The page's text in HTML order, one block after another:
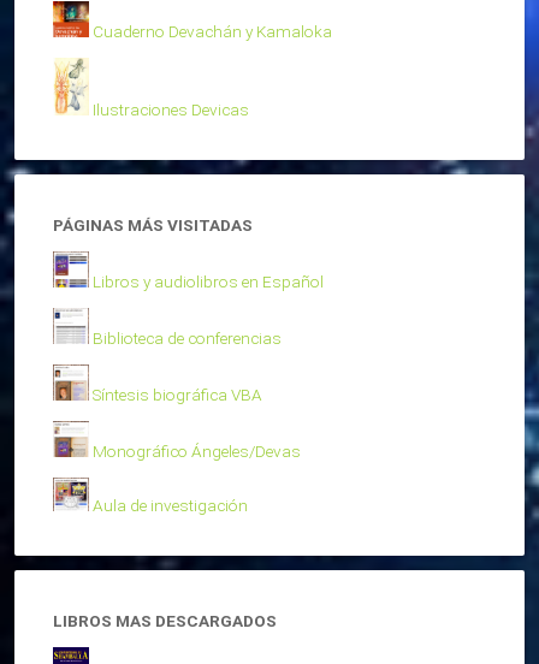
Cuaderno Devachán y Kamaloka
Ilustraciones Devicas
PÁGINAS MÁS VISITADAS
Libros y audiolibros en Español
Biblioteca de conferencias
Síntesis biográfica VBA
Monográfico Ángeles/Devas
Aula de investigación
LIBROS MAS DESCARGADOS